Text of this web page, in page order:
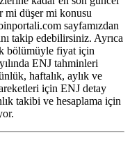
mi düşer mi konusu
sayfamızdan
takip edebilirsiniz. Ayrıca
bölümüyle fiyat için
ENJ tahminleri
haftalık, aylık ve
için ENJ detay
takibi ve hesaplama için